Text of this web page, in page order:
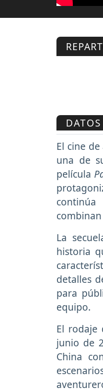
El cine
una de
película
La
historia
detalles
para
equipo.
El rodaje
junio de
China